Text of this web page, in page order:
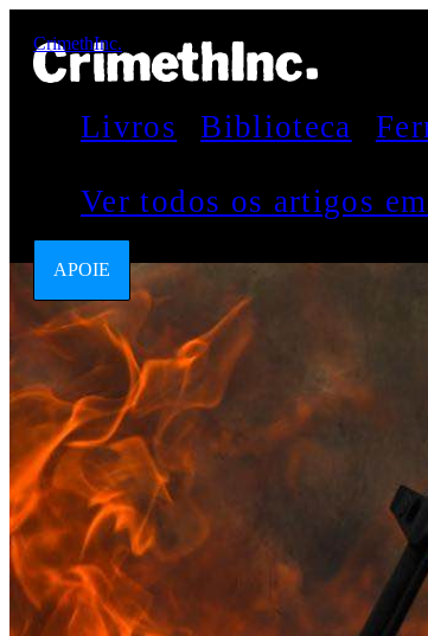
CrimethInc.
Livros Biblioteca
Ver todos os artigos
APOIE